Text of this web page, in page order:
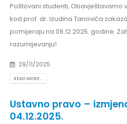
Poštovani studenti, Obavještavamo
kod prof. dr. Izudina Tanovića
pomijeraju na 08.12.2025. godine.
razumijevanju!
29/11/2025
READ MORE...
Ustavno pravo –
04.12.2025.